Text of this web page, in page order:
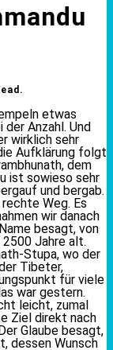
etwas
der Anzahl. Und
wirklich sehr
Aufklärung folgt
dem
ist sowieso sehr
und bergab.
Weg. Es
wir danach
besagt, von
Jahre alt.
Stupa, wo der
Tibeter,
für viele
war gestern.
leicht, zumal
Ziel direkt nach
Glaube besagt,
dessen Wunsch